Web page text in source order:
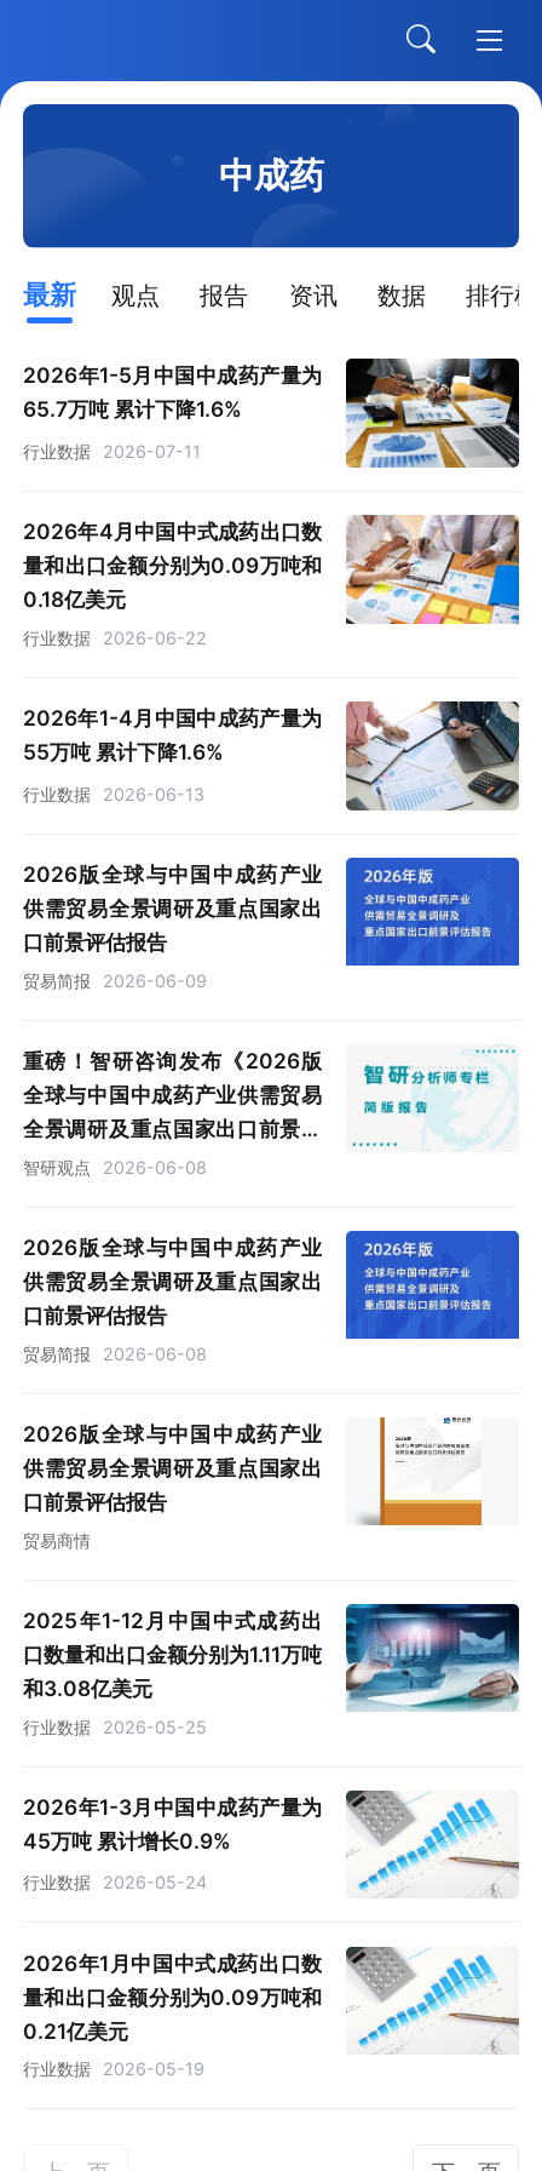
中成药
最新 观点 报告 资讯 数据 排行榜
2026年1-5月中国中成药产量为
65.7万吨 累计下降1.6%
行业数据 2026-07-11
2026年4月中国中式成药出口数
量和出口金额分别为0.09万吨和
0.18亿美元
行业数据 2026-06-22
2026年1-4月中国中成药产量为
55万吨 累计下降1.6%
行业数据 2026-06-13
2026版全球与中国中成药产业
供需贸易全景调研及重点国家出
口前景评估报告
贸易简报 2026-06-09
重磅！智研咨询发布《2026版
全球与中国中成药产业供需贸易
全景调研及重点国家出口前景评
估报告》
智研观点 2026-06-08
2026版全球与中国中成药产业
供需贸易全景调研及重点国家出
口前景评估报告
贸易简报 2026-06-08
2026版全球与中国中成药产业
供需贸易全景调研及重点国家出
口前景评估报告
贸易商情
2025年1-12月中国中式成药出
口数量和出口金额分别为1.11万吨
和3.08亿美元
行业数据 2026-05-25
2026年1-3月中国中成药产量为
45万吨 累计增长0.9%
行业数据 2026-05-24
2026年1月中国中式成药出口数
量和出口金额分别为0.09万吨和
0.21亿美元
行业数据 2026-05-19